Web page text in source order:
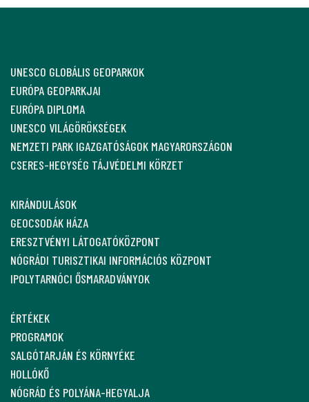
UNESCO GLOBÁLIS GEOPARKOK
EURÓPA GEOPARKJAI
EURÓPA DIPLOMA
UNESCO VILÁGÖRÖKSÉGEK
NEMZETI PARK IGAZGATÓSÁGOK MAGYARORSZÁGON
CSERES-HEGYSÉG TÁJVÉDELMI KÖRZET
KIRÁNDULÁSOK
GEOCSODÁK HÁZA
ERESZTVÉNYI LÁTOGATÓKÖZPONT
NÓGRÁDI TURISZTIKAI INFORMÁCIÓS KÖZPONT
IPOLYTARNÓCI ŐSMARADVÁNYOK
ÉRTÉKEK
PROGRAMOK
SALGÓTARJÁN ÉS KÖRNYÉKE
HOLLÓKŐ
NÓGRÁD ÉS POLYÁNA-HEGYALJA